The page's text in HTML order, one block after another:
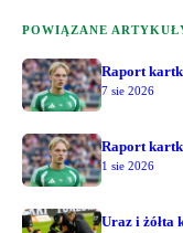
POWIĄZANE
Raport
7 sie 2026
Raport
1 sie 2026
Uraz i żółta